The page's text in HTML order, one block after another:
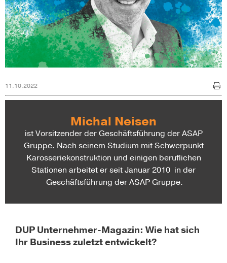
11.10.2022
Michal Neisen
ist Vorsitzender der Geschäftsführung der ASAP
Gruppe. Nach seinem Studium mit Schwerpunkt
Karosseriekonstruktion und einigen beruflichen
Stationen arbeitet er seit Januar 2010 in der
Geschäftsführung der ASAP Gruppe.
DUP Unternehmer-Magazin: Wie hat sich
Ihr Business zuletzt entwickelt?